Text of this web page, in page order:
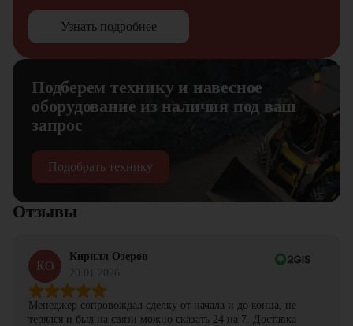
Узнать подробнее
Подберем технику и навесное
оборудование из наличия под ваш
запрос
Подобрать технику
Отзывы
КО
Кирилл Озеров
Менеджер сопровождал сделку от начала и до конца, не
терялся и был на связи можно сказать 24 на 7. Доставка